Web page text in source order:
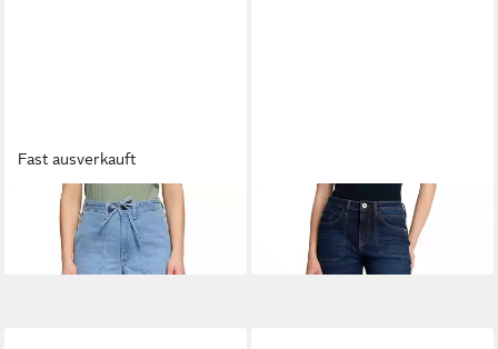
Fast ausverkauft
BETTY&CO
Chinos
99,99 €
TOM TAILOR
Chinos
69,99 €